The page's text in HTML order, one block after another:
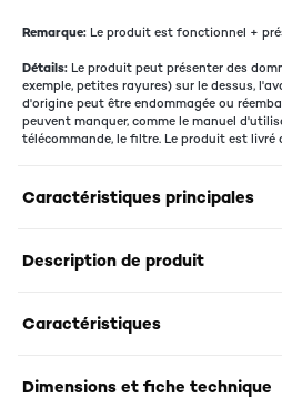
Remarque: Le produit est fonctionnel +
Détails: Le produit peut présenter des
exemple, petites rayures) sur le dessus,
d'origine peut être endommagée ou
peuvent manquer, comme le manuel
télécommande, le filtre. Le produit est livré
Caractéristiques principales
Description de produit
Caractéristiques
Dimensions et fiche technique